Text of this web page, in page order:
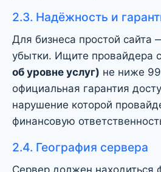
2.3. Надёжность и
Для бизнеса простой сайта
убытки. Ищите провайдера с
об уровне услуг) не ниже
официальная гарантия
нарушение которой
финансовую
2.4. География сервера